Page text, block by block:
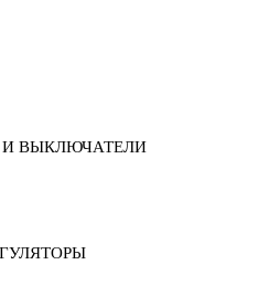
И ВЫКЛЮЧАТЕЛИ